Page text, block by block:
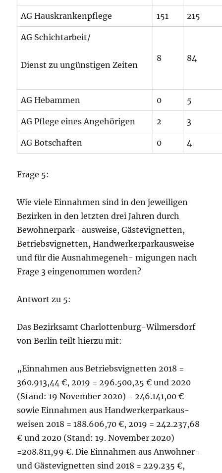
AG Hauskrankenpflege 151 215
AG Schichtarbeit/
Dienst zu ungünstigen Zeiten
8 84
AG Hebammen 0 5
AG Pflege eines Angehörigen 2 3
AG Botschaften 0 4
Frage 5:
Wie viele Einnahmen sind in den jeweiligen
Bezirken in den letzten drei Jahren durch
Bewohnerpark- ausweise, Gästevignetten,
Betriebsvignetten, Handwerkerparkausweise
und für die Ausnahmegeneh- migungen nach
Frage 3 eingenommen worden?
Antwort zu 5:
Das Bezirksamt Charlottenburg-Wilmersdorf
von Berlin teilt hierzu mit:
„Einnahmen aus Betriebsvignetten 2018 =
360.913,44 €, 2019 = 296.500,25 € und 2020
(Stand: 19 November 2020) = 246.141,00 €
sowie Einnahmen aus Handwerkerparkaus-
weisen 2018 = 188.606,70 €, 2019 = 242.237,68
€ und 2020 (Stand: 19. November 2020)
=208.811,99 €. Die Einnahmen aus Anwohner-
und Gästevignetten sind 2018 = 229.235 €,